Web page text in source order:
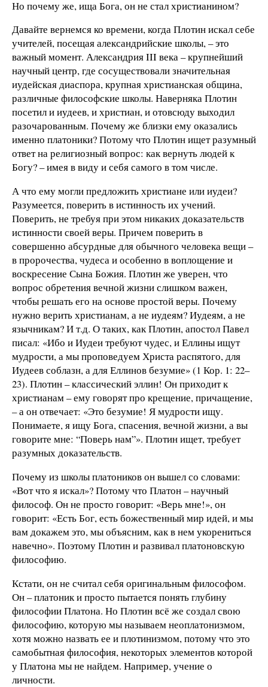
Но почему же, ища Бога, он не стал христианином?
Давайте вернемся ко времени, когда Плотин искал себе
учителей, посещая александрийские школы, – это
важный момент. Александрия III века – крупнейший
научный центр, где сосуществовали значительная
иудейская диаспора, крупная христианская община,
различные философские школы. Наверняка Плотин
посетил и иудеев, и христиан, и отовсюду выходил
разочарованным. Почему же близки ему оказались
именно платоники? Потому что Плотин ищет разумный
ответ на религиозный вопрос: как вернуть людей к
Богу? – имея в виду и себя самого в том числе.
А что ему могли предложить христиане или иудеи?
Разумеется, поверить в истинность их учений.
Поверить, не требуя при этом никаких доказательств
истинности своей веры. Причем поверить в
совершенно абсурдные для обычного человека вещи –
в пророчества, чудеса и особенно в воплощение и
воскресение Сына Божия. Плотин же уверен, что
вопрос обретения вечной жизни слишком важен,
чтобы решать его на основе простой веры. Почему
нужно верить христианам, а не иудеям? Иудеям, а не
язычникам? И т.д. О таких, как Плотин, апостол Павел
писал: «Ибо и Иудеи требуют чудес, и Еллины ищут
мудрости, а мы проповедуем Христа распятого, для
Иудеев соблазн, а для Еллинов безумие» (1 Кор. 1: 22–
23). Плотин – классический эллин! Он приходит к
христианам – ему говорят про крещение, причащение,
– а он отвечает: «Это безумие! Я мудрости ищу.
Понимаете, я ищу Бога, спасения, вечной жизни, а вы
говорите мне: “Поверь нам”». Плотин ищет, требует
разумных доказательств.
Почему из школы платоников он вышел со словами:
«Вот что я искал»? Потому что Платон – научный
философ. Он не просто говорит: «Верь мне!», он
говорит: «Есть Бог, есть божественный мир идей, и мы
вам докажем это, мы объясним, как в нем укорениться
навечно». Поэтому Плотин и развивал платоновскую
философию.
Кстати, он не считал себя оригинальным философом.
Он – платоник и просто пытается понять глубину
философии Платона. Но Плотин всё же создал свою
философию, которую мы называем неоплатонизмом,
хотя можно назвать ее и плотинизмом, потому что это
самобытная философия, некоторых элементов которой
у Платона мы не найдем. Например, учение о
личности.